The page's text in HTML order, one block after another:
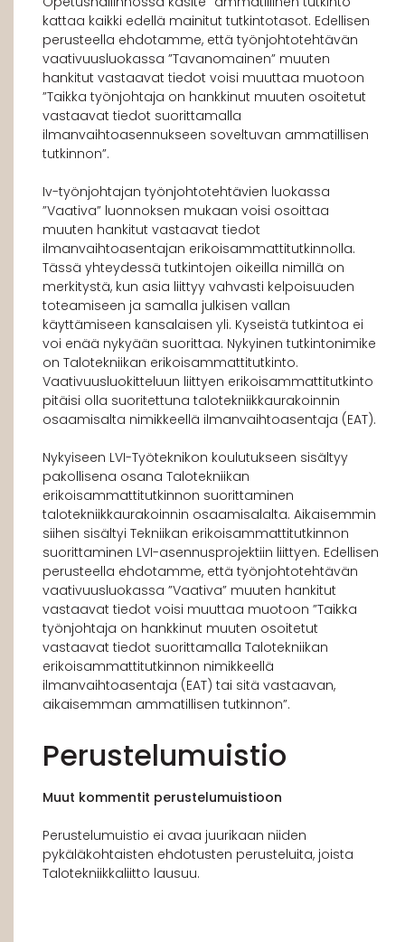
kattaa kaikki edellä mainitut tutkintotasot. Edellisen
perusteella ehdotamme, että työnjohtotehtävän
vaativuusluokassa ”Tavanomainen” muuten
hankitut vastaavat tiedot voisi muuttaa muotoon
”Taikka työnjohtaja on hankkinut muuten osoitetut
vastaavat tiedot suorittamalla
ilmanvaihtoasennukseen soveltuvan ammatillisen
tutkinnon”.
Iv-työnjohtajan työnjohtotehtävien luokassa
”Vaativa” luonnoksen mukaan voisi osoittaa
muuten hankitut vastaavat tiedot
ilmanvaihtoasentajan erikoisammattitutkinnolla.
Tässä yhteydessä tutkintojen oikeilla nimillä on
merkitystä, kun asia liittyy vahvasti kelpoisuuden
toteamiseen ja samalla julkisen vallan
käyttämiseen kansalaisen yli. Kyseistä tutkintoa ei
voi enää nykyään suorittaa. Nykyinen tutkintonimike
on Talotekniikan erikoisammattitutkinto.
Vaativuusluokitteluun liittyen erikoisammattitutkinto
pitäisi olla suoritettuna talotekniikkaurakoinnin
osaamisalta nimikkeellä ilmanvaihtoasentaja (EAT).
Nykyiseen LVI-Työteknikon koulutukseen sisältyy
pakollisena osana Talotekniikan
erikoisammattitutkinnon suorittaminen
talotekniikkaurakoinnin osaamisalalta. Aikaisemmin
siihen sisältyi Tekniikan erikoisammattitutkinnon
suorittaminen LVI-asennusprojektiin liittyen. Edellisen
perusteella ehdotamme, että työnjohtotehtävän
vaativuusluokassa ”Vaativa” muuten hankitut
vastaavat tiedot voisi muuttaa muotoon ”Taikka
työnjohtaja on hankkinut muuten osoitetut
vastaavat tiedot suorittamalla Talotekniikan
erikoisammattitutkinnon nimikkeellä
ilmanvaihtoasentaja (EAT) tai sitä vastaavan,
aikaisemman ammatillisen tutkinnon”.
Perustelumuistio
Muut kommentit perustelumuistioon
Perustelumuistio ei avaa juurikaan niiden
pykäläkohtaisten ehdotusten perusteluita, joista
Talotekniikkaliitto lausuu.